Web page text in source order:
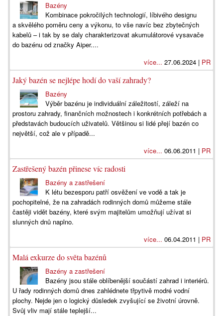
Bazény
Kombinace pokročilých technologií, líbivého designu
a skvělého poměru ceny a výkonu, to vše navíc bez zbytečných
kabelů – i tak by se daly charakterizovat akumulátorové vysavače
do bazénu od značky Aiper....
více... 27.06.2024 | PR
Jaký bazén se nejlépe hodí do vaší zahrady?
Bazény
Výběr bazénu je individuální záležitostí, záleží na
prostoru zahrady, finančních možnostech i konkrétních potřebách a
představách budoucích uživatelů. Většinou si lidé přejí bazén co
největší, což ale v případě...
více... 06.06.2011 | PR
Zastřešený bazén přinese víc radosti
Bazény a zastřešení
K létu bezesporu patří osvěžení ve vodě a tak je
pochopitelné, že na zahradách rodinných domů můžeme stále
častěji vidět bazény, které svým majitelům umožňují užívat si
slunných dnů naplno.
více... 06.04.2011 | PR
Malá exkurze do světa bazénů
Bazény a zastřešení
Bazény jsou stále oblíbenější součástí zahrad i interiérů.
U řady rodinných domů dnes zahlédnete třpytivě modré vodní
plochy. Nejde jen o logický důsledek zvyšující se životní úrovně.
Svůj vliv mají stále teplejší...